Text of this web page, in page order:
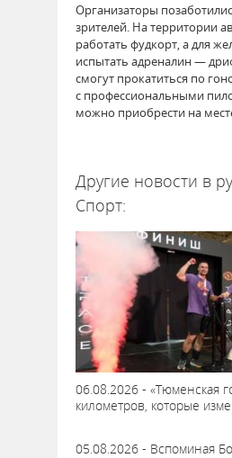
Организаторы
зрителей. На территории
работать фудкорт, а для
испытать адреналин —
смогут прокатиться по
с профессиональными
можно приобрести на
Другие новости в
Спорт:
06.08.2026 - «Тюменская
километров, которые
05.08.2026 - Вспоминая